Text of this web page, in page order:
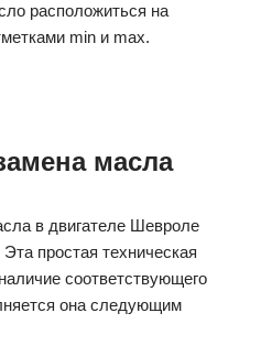
расположиться на
min и max.
масла
в двигателе Шевроле
простая техническая
соответствующего
она следующим